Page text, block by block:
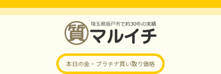
本日の金・プラチナ買い取り価格